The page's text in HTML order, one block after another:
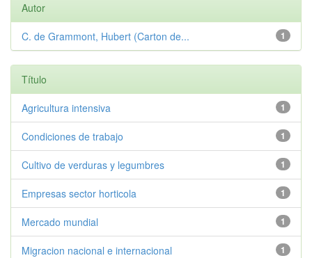
Autor
1
C. de Grammont, Hubert (Carton de...
Título
1
Agricultura intensiva
1
Condiciones de trabajo
1
Cultivo de verduras y legumbres
1
Empresas sector horticola
1
Mercado mundial
1
Migracion nacional e internacional